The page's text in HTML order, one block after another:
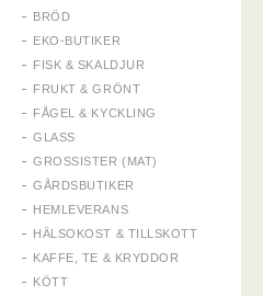
BRÖD
EKO-BUTIKER
FISK & SKALDJUR
FRUKT & GRÖNT
FÅGEL & KYCKLING
GLASS
GROSSISTER (MAT)
GÅRDSBUTIKER
HEMLEVERANS
HÄLSOKOST & TILLSKOTT
KAFFE, TE & KRYDDOR
KÖTT